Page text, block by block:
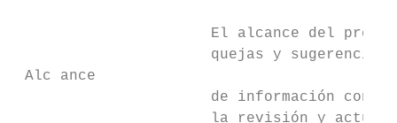
El alcance del
quejas y
Alc ance
de información
la revisión y